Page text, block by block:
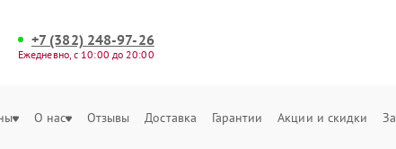
+7 (382) 248-97-26
Ежедневно, с 10:00 до 20:00
О нас Отзывы Доставка Гарантии Акции и скидки